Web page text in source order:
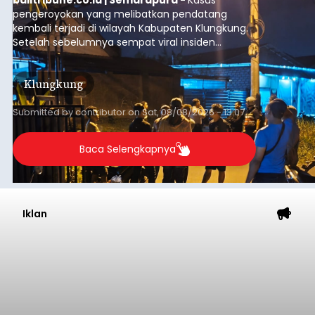
pengeroyokan yang melibatkan pendatang
kembali terjadi di wilayah Kabupaten Klungkung.
Setelah sebelumnya sempat viral insiden
keributan di barat Pasar Galiran, peristiwa serupa
kini menimpa seorang pemuda asal Kabupaten
Sumba Barat Daya (SBD), Nusa Tenggara Timur
(NTT).
Klungkung
Submitted bycontributoronSat, 08/08/2026 - 13:07
Baca Selengkapnya
Iklan